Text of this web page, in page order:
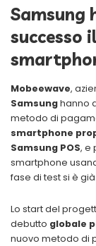
Samsung
successo
Mobeewave,
Samsunghanno
metodo di
smartphone
Samsung POS, e
smartphone
fase di test si è
Lo start del
debutto globale
nuovo metodo di